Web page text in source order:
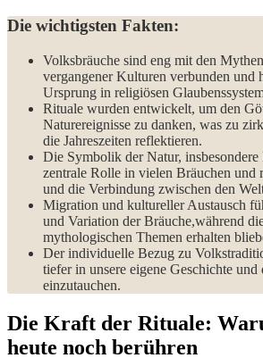
Die​ wichtigsten Fakten:
Volksbräuche sind eng mit den
vergangener Kulturen verbunden und
Ursprung in religiösen
Rituale wurden entwickelt, ‍um den
Naturereignisse zu danken, was zu
die Jahreszeiten reflektieren.
Die Symbolik der Natur, ‍insbesondere⁢
zentrale Rolle‌ in vielen‌ Bräuchen und‌
‌und‍ die⁢ Verbindung zwischen⁣ den
Migration und kultureller Austausch
und Variation der‍ Bräuche,während
mythologischen‍ Themen erhalten⁢
Der‌ individuelle Bezug ⁣zu
tiefer in unsere eigene Geschichte und
einzutauchen.
Die Kraft der‍ Rituale:
⁢heute noch berühren